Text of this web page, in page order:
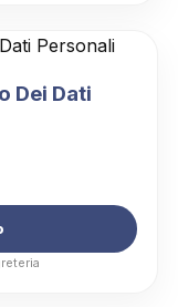
Dei Dati